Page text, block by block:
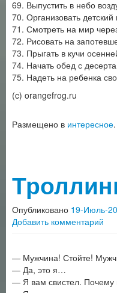
69. Выпустить в небо
70. Организовать детский
71. Смотреть на мир
72. Рисовать на
73. Прыгать в кучи
74. Начать обед с
75. Надеть на ребенка
(c) orangefrog.ru
Размещено в интересное.
Опубликовано 19-Июль-
Добавить комментарий
— Мужчина! Стойте!
— Да, это я…
— Я вам свистел. Почему